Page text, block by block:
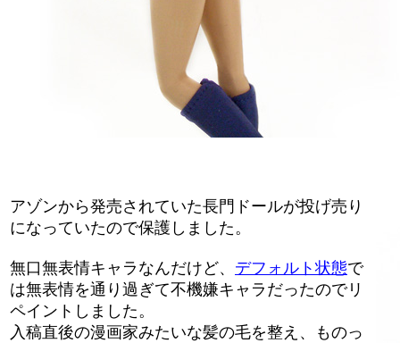
アゾンから発売されていた長門ドールが投げ売り
になっていたので保護しました。
無口無表情キャラなんだけど、 デフォルト状態で
は無表情を通り過ぎて不機嫌キャラだったのでリ
ペイントしました。
入稿直後の漫画家みたいな髪の毛を整え、ものっ